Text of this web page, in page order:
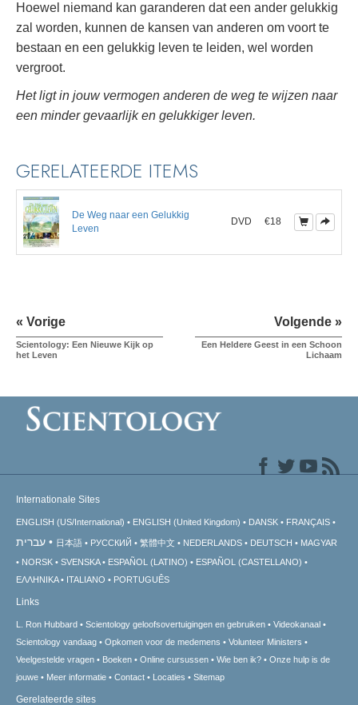
Hoewel niemand kan garanderen dat een ander gelukkig
zal worden, kunnen de kansen van anderen om voort te
bestaan en een gelukkig leven te leiden, wel worden
vergroot.
Het ligt in jouw vermogen anderen de weg te wijzen naar
een minder gevaarlijk en gelukkiger leven.
GERELATEERDE ITEMS
De Weg naar een Gelukkig
Leven
DVD €18
« Vorige
Scientology: Een Nieuwe Kijk op
het Leven
Volgende »
Een Heldere Geest in een Schoon
Lichaam
Internationale Sites
ENGLISH (US/International) ENGLISH (United Kingdom) DANSK FRANÇAIS
עברית 日本語 РУССКИЙ 繁體中文 NEDERLANDS DEUTSCH
MAGYAR
NORSK
SVENSKA ESPAÑOL (LATINO)
ESPAÑOL (CASTELLANO)
ΕΛΛΗΝΙΚA
ITALIANO PORTUGUÊS
Links
L. Ron Hubbard Scientology geloofsovertuigingen en gebruiken
Videokanaal
Scientology vandaag
Opkomen voor de medemens
Volunteer Ministers
Veelgestelde vragen
Boeken Online cursussen Wie ben ik?
Onze hulp is de
jouwe
Meer informatie Contact Locaties Sitemap
Gerelateerde sites